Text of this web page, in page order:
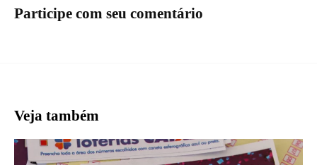
Participe com seu comentário
Veja também